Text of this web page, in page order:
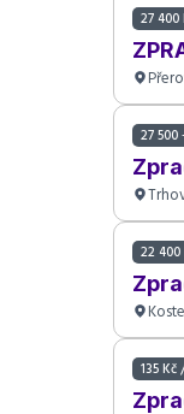
27 400
27 500
22 400
135